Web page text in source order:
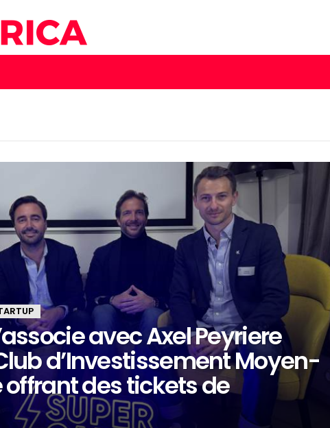
avec Axel Peyriere
d’Investissement Moyen-
offrant des tickets de